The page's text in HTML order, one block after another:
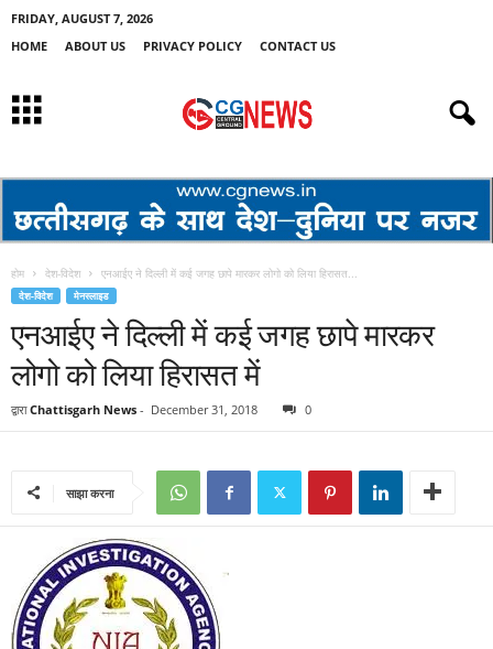
FRIDAY, AUGUST 7, 2026
HOME
ABOUT US PRIVACY POLICY CONTACT US
होम देश-विदेश एनआईए ने दिल्ली में कई जगह छापे मारकर लोगो को लिया हिरासत...
देश-विदेश मेनस्लाइड
एनआईए ने दिल्ली में कई जगह छापे मारकर
लोगो को लिया हिरासत में
द्वारा Chattisgarh News - December 31, 2018 0
साझा करना